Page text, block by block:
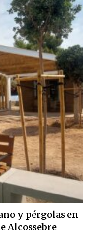
y pérgolas en
Alcossebre